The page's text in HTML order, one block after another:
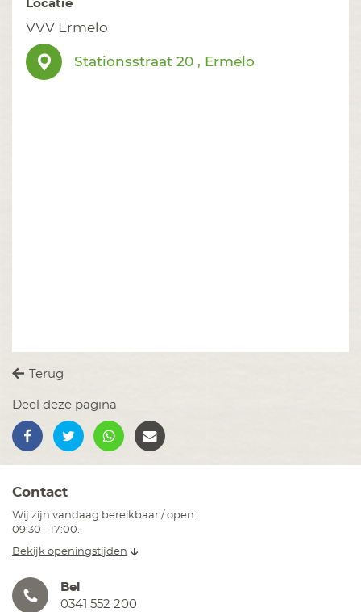
Locatie
VVV Ermelo
Stationsstraat 20 , Ermelo
Terug
Deel deze pagina
Bel
0341 552 200
Contact
Wij zijn vandaag bereikbaar / open:
09:30 - 17:00.
Bekijk openingstijden